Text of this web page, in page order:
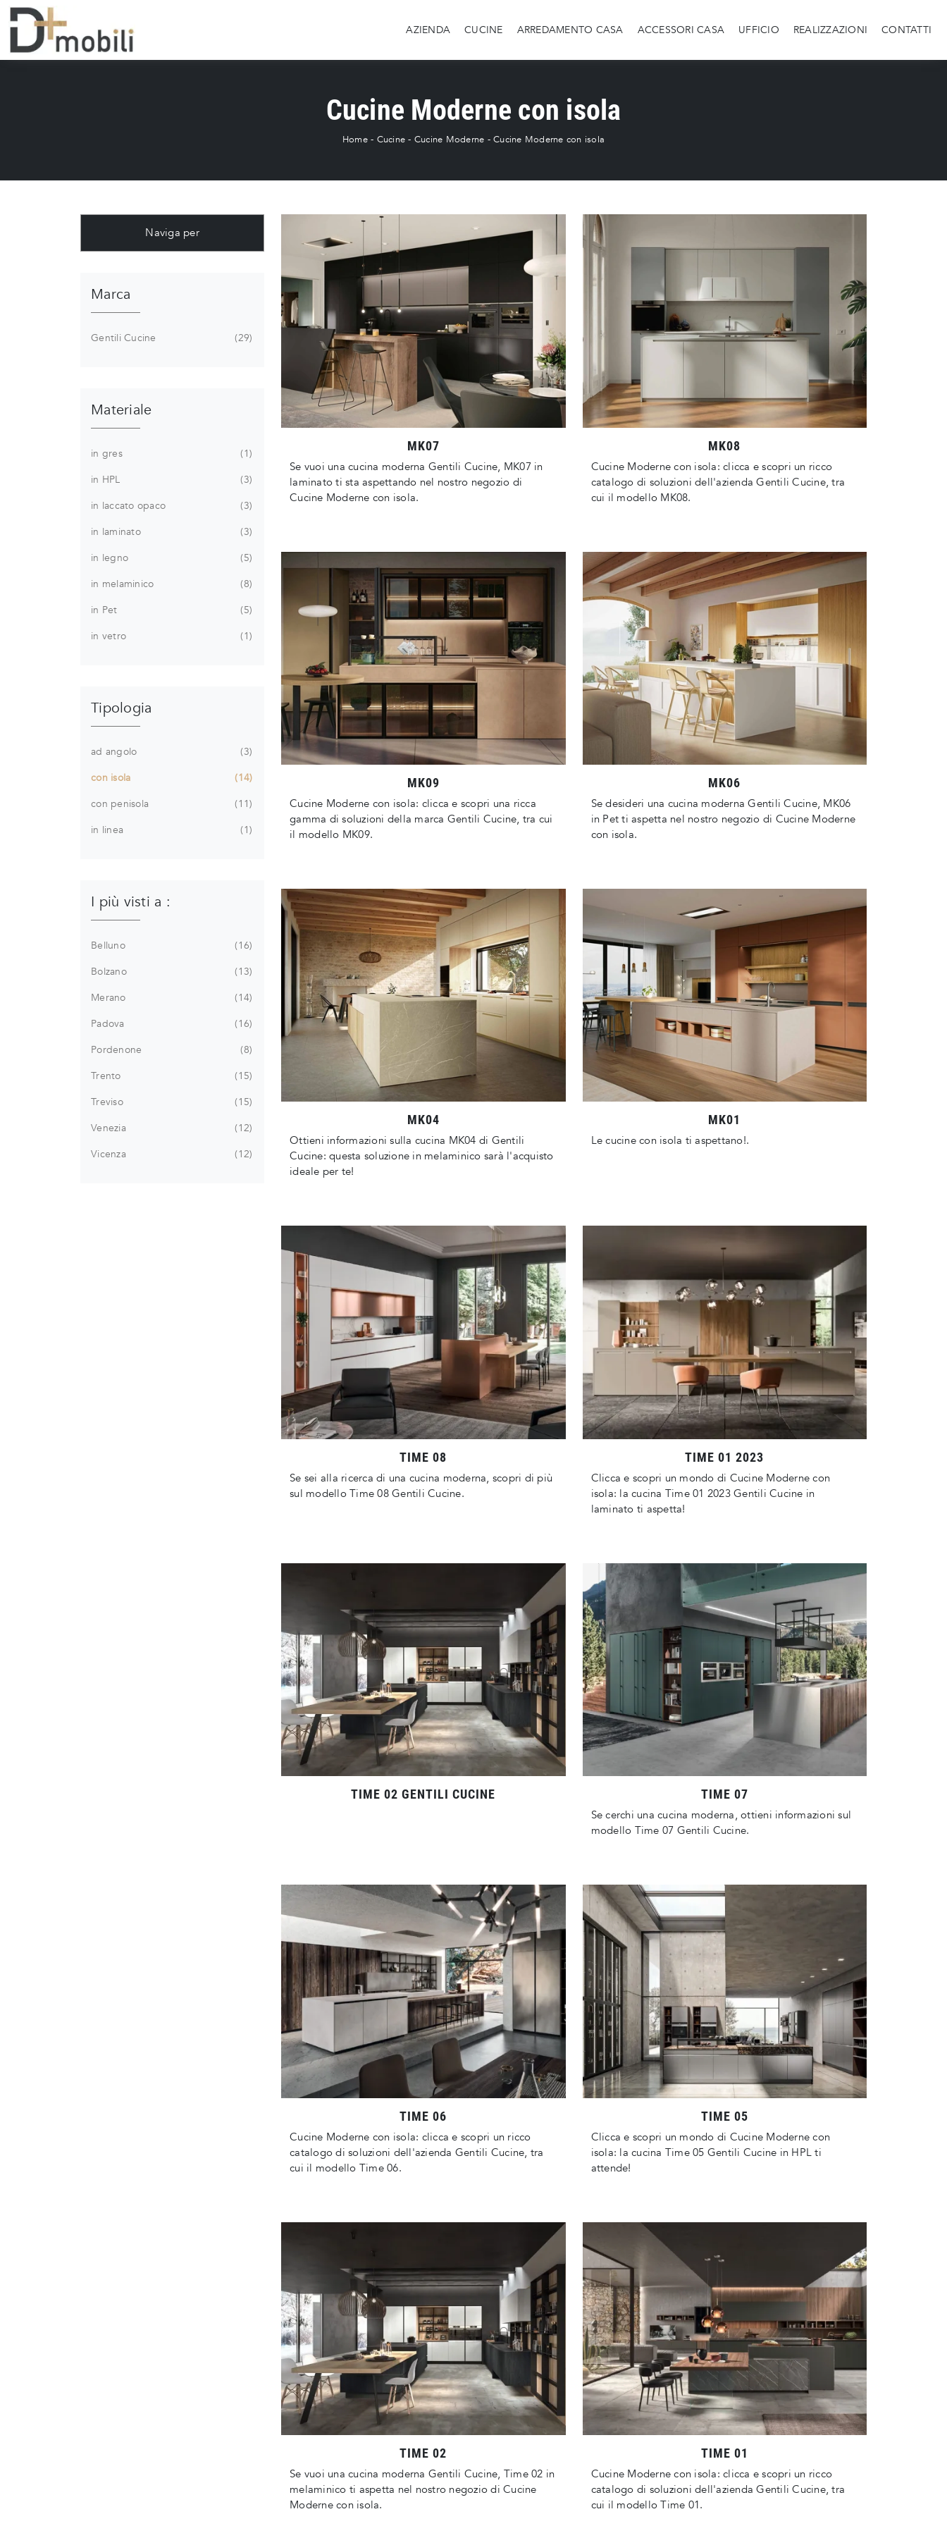
AZIENDA CUCINE ARREDAMENTO CASA ACCESSORI CASA UFFICIO REALIZZAZIONI CONTATTI
Cucine Moderne con isola
Home- Cucine - Cucine Moderne -Cucine Moderne con isola
MK07
Se vuoi una cucina moderna Gentili Cucine, MK07 in
laminato ti sta aspettando nel nostro negozio di
Cucine Moderne con isola.
MK08
Cucine Moderne con isola: clicca e scopri un ricco
catalogo di soluzioni dell'azienda Gentili Cucine, tra
cui il modello MK08.
MK09
Cucine Moderne con isola: clicca e scopri una ricca
gamma di soluzioni della marca Gentili Cucine, tra cui
il modello MK09.
MK06
Se desideri una cucina moderna Gentili Cucine, MK06
in Pet ti aspetta nel nostro negozio di Cucine Moderne
con isola.
MK04
Ottieni informazioni sulla cucina MK04 di Gentili
Cucine: questa soluzione in melaminico sarà l'acquisto
ideale per te!
MK01
Le cucine con isola ti aspettano!.
TIME 08
Se sei alla ricerca di una cucina moderna, scopri di più
sul modello Time 08 Gentili Cucine.
TIME 01 2023
Clicca e scopri un mondo di Cucine Moderne con
isola: la cucina Time 01 2023 Gentili Cucine in
laminato ti aspetta!
TIME 02 GENTILI CUCINE TIME 07
Se cerchi una cucina moderna, ottieni informazioni sul
modello Time 07 Gentili Cucine.
TIME 06
Cucine Moderne con isola: clicca e scopri un ricco
catalogo di soluzioni dell'azienda Gentili Cucine, tra
cui il modello Time 06.
TIME 05
Clicca e scopri un mondo di Cucine Moderne con
isola: la cucina Time 05 Gentili Cucine in HPL ti
attende!
TIME 02
Se vuoi una cucina moderna Gentili Cucine, Time 02 in
melaminico ti aspetta nel nostro negozio di Cucine
Moderne con isola.
TIME 01
Cucine Moderne con isola: clicca e scopri un ricco
catalogo di soluzioni dell'azienda Gentili Cucine, tra
cui il modello Time 01.
Naviga per
Marca
Gentili Cucine 29
Materiale
in gres
1
in HPL
3
in laccato opaco
3
in laminato
3
in legno
5
in melaminico
8
in Pet
5
in vetro
1
Tipologia
ad angolo
3
con isola
14
con penisola
11
in linea
1
I più visti a :
Belluno
16
Bolzano
13
Merano
14
Padova
16
Pordenone
8
Trento
15
Treviso
15
Venezia
12
Vicenza
12